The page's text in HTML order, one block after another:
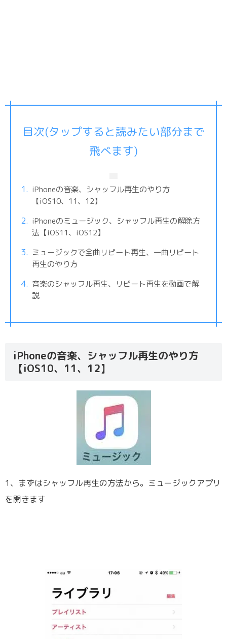
目次(タップすると読みたい部分まで
飛べます)
iPhoneの音楽、シャッフル再生のやり方
【iOS10、11、12】
iPhoneのミュージック、シャッフル再生の解除方
法【iOS11、iOS12】
ミュージックで全曲リピート再生、一曲リピート
再生のやり方
音楽のシャッフル再生、リピート再生を動画で解
説
iPhoneの音楽、シャッフル再生のやり方
【iOS10、11、12】
1、まずはシャッフル再生の方法から。ミュージックアプリ
を開きます